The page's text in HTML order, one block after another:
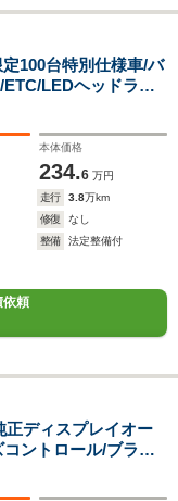
100台特別仕様車/バ
LEDヘッドライ
ポットモニター/前後
トキー/キーレス
本体価格
234.6 万円
走行 3.8万km
修復
なし
整備
法定整備付
依頼
ディスプレイオー
ントロール/ブライ
ライブレコーダー/